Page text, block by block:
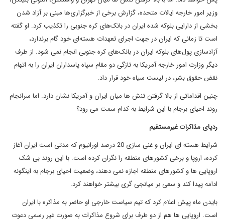
وزیر امور خارجه ایالات متحده، گزارش برخی از خبرگزاری‌ها مبنی بر آزاد شدن
بخشی از دارایی بلوکه شده ایران در بانک‌های کره جنوبی را تکذیب کرد. او گفته
است تا زمانی که ایران در جهت اجرای تعهدات هسته‌ای خود گام برندارد،
آزادسازی پول‌های بلوکه ایران در بانک‌های کره جنوبی انجام نمی شود. از طرف
دیگر وزارت امور خارجه آمریکا به تازگی دو مقام سپاه پاسداران ایران را به اتهام
نقض حقوق بشر، در لیست سیاه خود قرار داد.
چنین اقداماتی از بالا گرفتن تنش ها میان ایران و آمریکا نشان دارد. اما سرانجام
روند احیای برجام با این شرایط به کدام سمت می رود؟
ردپای مذاکرات غیرمستقیم
شرایط هسته ای ایران و غنی سازی 20 درصد اورانیوم که مدتی است ایران آغاز
کرده، اروپا و برخی کشورهای منطقه را نگران کرده است. با این روند بی شک
اروپایی ها و کشورهای منطقه اجازه نمی دهند، وضعیت احیای برجام به اینگونه
ادامه پیدا کند و سعی بر میانجی گری بیشتر خواهند کرد.
بایدن ماه پیش اعلام کرد که تیم سیاست خارجی او حاضر به مذاکره با ایران
است. اروپایی ها هم از دو طرف برای شروع مذاکرات به صورت غیر رسمی دعوت